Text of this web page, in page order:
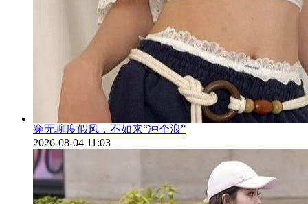
穿无聊度假风，不如来“冲个浪”
2026-08-04 11:03